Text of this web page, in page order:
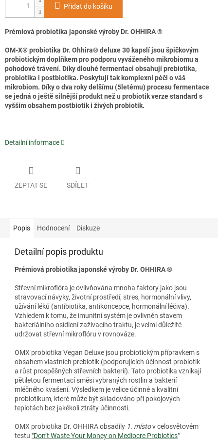
Přidat do košíku
Prémiová probiotika japonské výroby Dr. OHHIRA®
OM-X® probiotika Dr. Ohhira® deluxe 30 kapslí jsou špičkovým
probiotickým doplňkem pro podporu vyváženého mikrobiomu a
pohodové trávení. Díky dlouhé fermentaci obsahují prebiotika,
probiotika i postbiotika. Poskytují tak komplexní péči o váš
mikrobiom. Díky o dva roky delšímu (5letému) procesu fermentace
se jedná o ještě silnější produkt než u probiotik verze standard s
vyšším obsahem postbiotik i živých probiotik.
Detailní informace
ZEPTAT SE SDÍLET
Popis Hodnocení Diskuze
Detailní popis produktu
Prémiová probiotika japonské výroby Dr. OHHIRA®
Střevní mikroflóra je ovlivňována mnoha faktory jako jsou
stravovací návyky, životní prostředí, stres, hormonální vlivy,
užívání léků (antibiotika, antikoncepce, hormonální léčiva).
Vzhledem k tomu, že imunitní systém je ovlivněn stavem
bakteriálního osídlení zažívacího traktu, je velmi důležité
udržovat střevní mikroflóru v rovnováze.
OMX probiotika Vegan Deluxe jsou probiotickým přípravkem s
obsahem vlastních prebiotik (podporujících účinnost probiotik
a růst prospěšných střevních bakterií). Tato probiotika vznikají
pětiletou fermentací směsi vybraných rostlin a bakterií
mléčného kvašení. Výsledkem je velice účinné a kvalitní
probiotikum, které může být skladováno při pokojových
teplotách bez jakékoli ztráty účinnosti.
OMX probiotika Dr. OHHIRA obsadily 1. místov celosvětovém
testu "Don’t Waste Your Money on Mediocre Probiotics"